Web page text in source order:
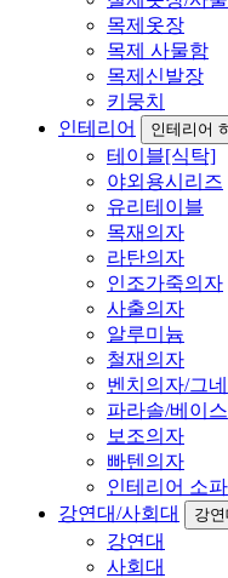
목제옷장
목제 사물함
목제신발장
키뭉치
인테리어
인테리어
테이블[식탁]
야외용시리즈
유리테이블
목재의자
라탄의자
인조가죽의자
사출의자
알루미늄
철재의자
벤치의자/그네
파라솔/베이스
보조의자
빠텐의자
인테리어 소파
강연대/사회대
강
강연대
사회대